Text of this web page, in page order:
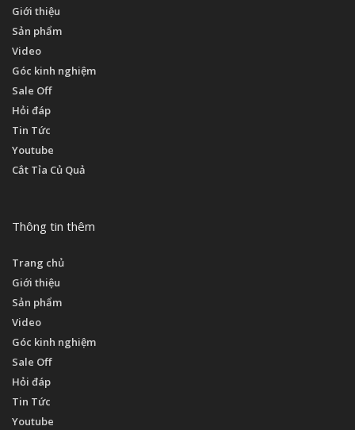
Giới thiệu
Sản phẩm
Video
Góc kinh nghiệm
Sale Off
Hỏi đáp
Tin Tức
Youtube
Cắt Tỉa Củ Quả
Thông tin thêm
Trang chủ
Giới thiệu
Sản phẩm
Video
Góc kinh nghiệm
Sale Off
Hỏi đáp
Tin Tức
Youtube